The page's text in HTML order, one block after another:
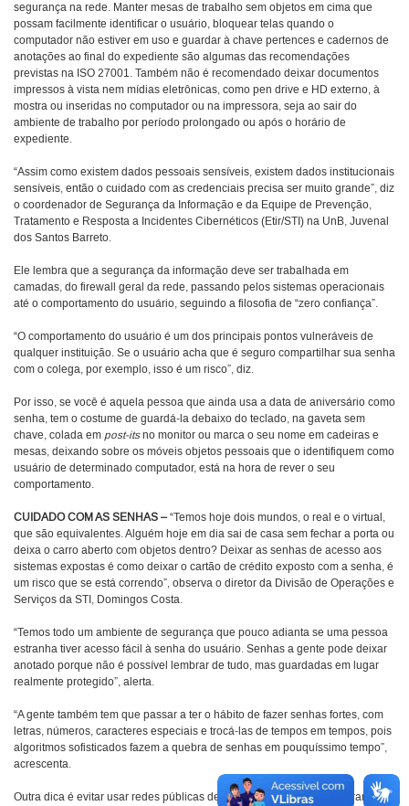
segurança na rede. Manter mesas de trabalho sem objetos em cima que
possam facilmente identificar o usuário, bloquear telas quando o
computador não estiver em uso e guardar à chave pertences e cadernos de
anotações ao final do expediente são algumas das recomendações
previstas na ISO 27001. Também não é recomendado deixar documentos
impressos à vista nem mídias eletrônicas, como pen drive e HD externo, à
mostra ou inseridas no computador ou na impressora, seja ao sair do
ambiente de trabalho por período prolongado ou após o horário de
expediente.
“Assim como existem dados pessoais sensíveis, existem dados institucionais
sensíveis, então o cuidado com as credenciais precisa ser muito grande”, diz
o coordenador de Segurança da Informação e da Equipe de Prevenção,
Tratamento e Resposta a Incidentes Cibernéticos (Etir/STI) na UnB, Juvenal
dos Santos Barreto.
Ele lembra que a segurança da informação deve ser trabalhada em
camadas, do firewall geral da rede, passando pelos sistemas operacionais
até o comportamento do usuário, seguindo a filosofia de “zero confiança”.
“O comportamento do usuário é um dos principais pontos vulneráveis de
qualquer instituição. Se o usuário acha que é seguro compartilhar sua senha
com o colega, por exemplo, isso é um risco”, diz.
Por isso, se você é aquela pessoa que ainda usa a data de aniversário como
senha, tem o costume de guardá-la debaixo do teclado, na gaveta sem
chave, colada em post-itsno monitor ou marca o seu nome em cadeiras e
mesas, deixando sobre os móveis objetos pessoais que o identifiquem como
usuário de determinado computador, está na hora de rever o seu
comportamento.
CUIDADO COM AS SENHAS –“Temos hoje dois mundos, o real e o virtual,
que são equivalentes. Alguém hoje em dia sai de casa sem fechar a porta ou
deixa o carro aberto com objetos dentro? Deixar as senhas de acesso aos
sistemas expostas é como deixar o cartão de crédito exposto com a senha, é
um risco que se está correndo”, observa o diretor da Divisão de Operações e
Serviços da STI, Domingos Costa.
“Temos todo um ambiente de segurança que pouco adianta se uma pessoa
estranha tiver acesso fácil à senha do usuário. Senhas a gente pode deixar
anotado porque não é possível lembrar de tudo, mas guardadas em lugar
realmente protegido”, alerta.
“A gente também tem que passar a ter o hábito de fazer senhas fortes, com
letras, números, caracteres especiais e trocá-las de tempos em tempos, pois
algoritmos sofisticados fazem a quebra de senhas em pouquíssimo tempo”,
acrescenta.
Outra dica é evitar usar redes públicas de aeroportos, cafés e restaurantes,